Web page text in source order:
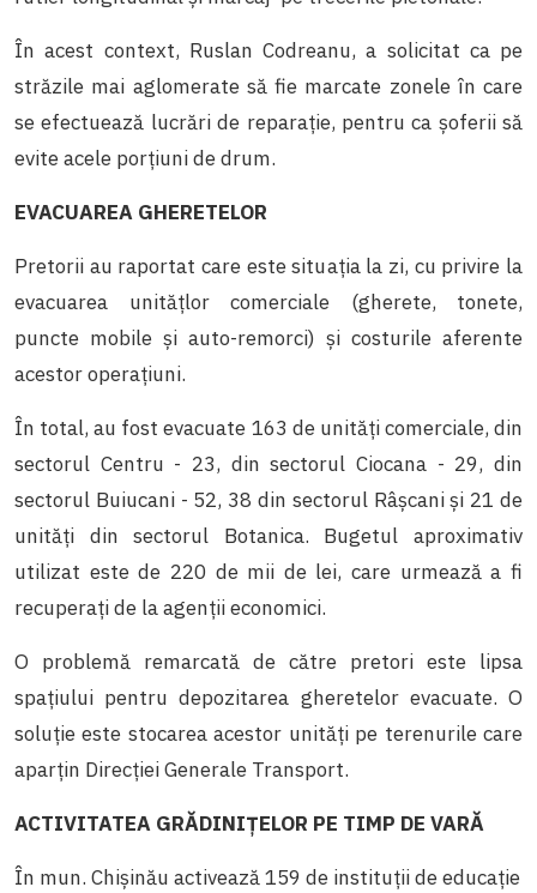
În acest context, Ruslan Codreanu, a solicitat ca pe
străzile mai aglomerate să fie marcate zonele în care
se efectuează lucrări de reparaţie, pentru ca șoferii să
evite acele porţiuni de drum.
EVACUAREA GHERETELOR
Pretorii au raportat care este situaţia la zi, cu privire la
evacuarea unităţlor comerciale (gherete, tonete,
puncte mobile şi auto-remorci) şi costurile aferente
acestor operaţiuni.
În total, au fost evacuate 163 de unităţi comerciale, din
sectorul Centru - 23, din sectorul Ciocana - 29, din
sectorul Buiucani - 52, 38 din sectorul Râşcani şi 21 de
unităţi din sectorul Botanica. Bugetul aproximativ
utilizat este de 220 de mii de lei, care urmează a fi
recuperați de la agenţii economici.
O problemă remarcată de către pretori este lipsa
spaţiului pentru depozitarea gheretelor evacuate. O
soluție este stocarea acestor unităţi pe terenurile care
aparțin Direcției Generale Transport.
ACTIVITATEA GRĂDINIŢELOR PE TIMP DE VARĂ
În mun. Chișinău activează 159 de instituţii de educaţie